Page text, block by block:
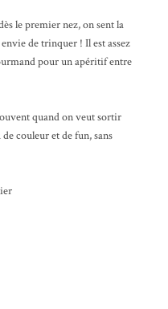
le premier nez, on sent la
de trinquer ! Il est assez
pour un apéritif entre
quand on veut sortir
couleur et de fun, sans